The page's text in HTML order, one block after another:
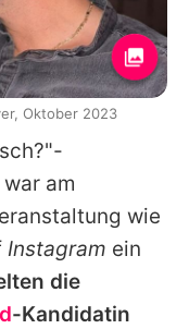
war am
wie
Instagram ein
die
-Kandidatin
Oktober 2023